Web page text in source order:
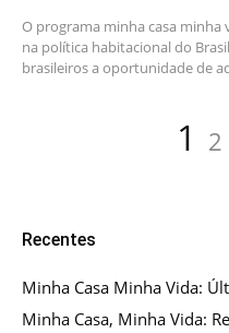
O programa minha casa
na política habitacional do
brasileiros a oportunidade de
1 2
Recentes
Minha Casa Minha Vida:
Minha Casa, Minha Vida: